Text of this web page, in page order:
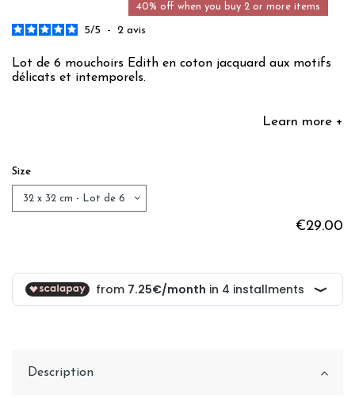
40% off when you buy 2 or more items
5/5 - 2 avis
Lot de 6 mouchoirs Edith en coton jacquard aux motifs
délicats et intemporels.
Learn more +
Size
€29.00
Description